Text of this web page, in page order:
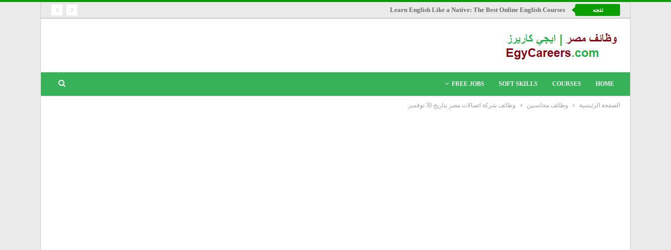
تتجه Learn English Like a Native: The Best Online English Courses
HOME
COURSES
SOFT SKILLS
FREE JOBS
الصفحة الرئيسية وظائف محاسبين وظائف شركة اتصالات مصر بتاريخ 30 نوفمبر